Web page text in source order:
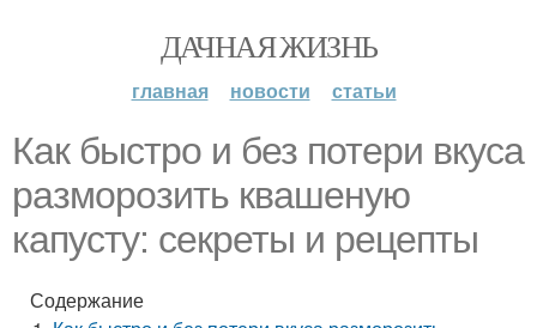
ДАЧНАЯ ЖИЗНЬ
главная новости статьи
Как быстро и без потери вкуса
разморозить квашеную
капусту: секреты и рецепты
Содержание